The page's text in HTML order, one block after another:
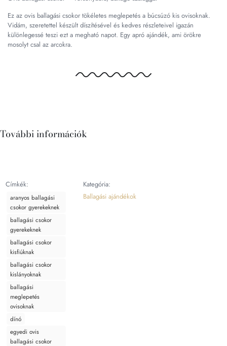
Ez az ovis ballagási csokor tökéletes meglepetés a búcsúzó kis ovisoknak.
Vidám, szeretettel készült díszítésével és kedves részleteivel igazán
különlegessé teszi ezt a megható napot. Egy apró ajándék, ami örökre
mosolyt csal az arcokra.
További információk
Címkék:
aranyos ballagási
csokor gyerekeknek
ballagási csokor
gyerekeknek
ballagási csokor
kisfiúknak
ballagási csokor
kislányoknak
ballagási
meglepetés
ovisoknak
dínó
egyedi ovis
ballagási csokor
Kategória:
Ballagási ajándékok